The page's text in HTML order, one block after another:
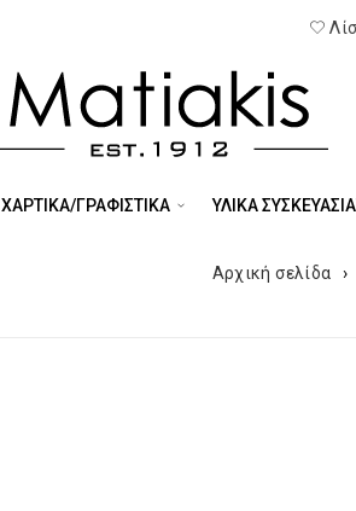
ΧΑΡΤΙΚΑ/ΓΡΑΦΙΣΤΙΚΑ ΥΛΙΚΑ
Αρχική σελίδα ›